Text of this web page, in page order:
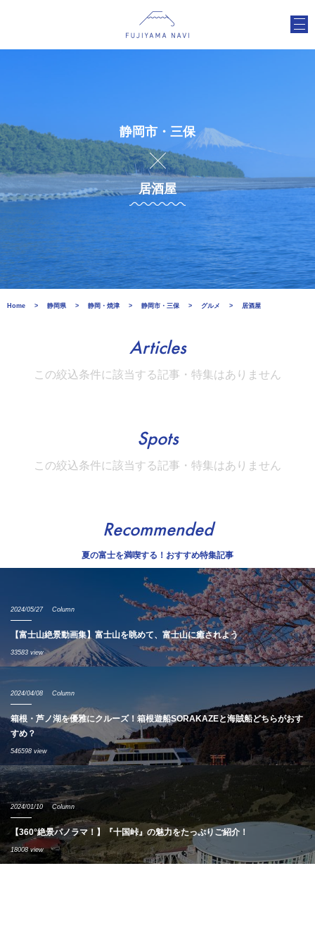
静岡市・三保
居酒屋
Home 静岡県 静岡・焼津 静岡市・三保 グルメ 居酒屋
Articles
この絞込条件に該当する記事・特集はありません
Spots
この絞込条件に該当する記事・特集はありません
Recommended
夏の富士を満喫する！おすすめ特集記事
2024/05/27 Column
【富士山絶景動画集】富士山を眺めて、富士山に癒されよう
33583 view
2024/04/08 Column
箱根・芦ノ湖を優雅にクルーズ！箱根遊船SORAKAZEと海賊船どちらがおす
すめ？
546598 view
2024/01/10 Column
【360°絶景パノラマ！】『十国峠』の魅力をたっぷりご紹介！
18008 view